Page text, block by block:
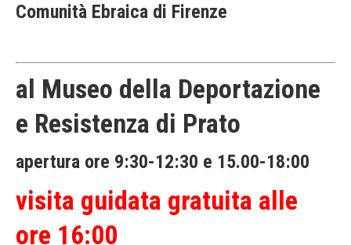
Comunità Ebraica di Firenze
al Museo della Deportazione
e Resistenza di Prato
apertura ore 9:30-12:30 e 15.00-18:00
visita guidata gratuita alle
ore 16:00